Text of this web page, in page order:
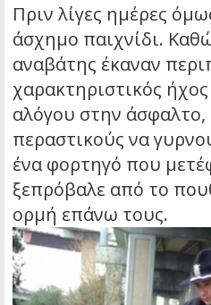
Πριν λίγες ημέρες
άσχημο παιχνίδι.
αναβάτης έκαναν
χαρακτηριστικός
αλόγου στην άσφαλτο,
περαστικούς να
ένα φορτηγό που
ξεπρόβαλε από το
ορμή επάνω τους.